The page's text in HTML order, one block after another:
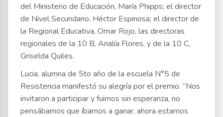
del Ministerio de Educación, María Phipps; el director
de Nivel Secundario, Héctor Espinosa; el director de
la Regional Educativa, Omar Rojo, las directoras
regionales de la 10 B, Analía Flores, y de la 10 C,
Griselda Quiles.
Lucia, alumna de 5to año de la escuela N°5 de
Resistencia manifestó su alegría por el premio. “Nos
invitaron a participar y fuimos sin esperanza, no
pensábamos que íbamos a ganar, ahora estamos